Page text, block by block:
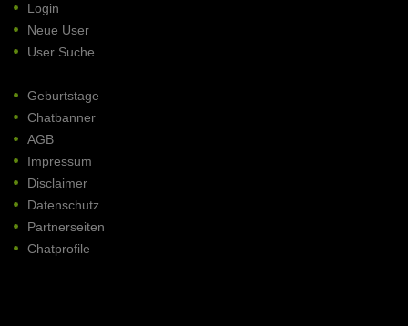
Login
Neue User
User Suche
Geburtstage
Chatbanner
AGB
Impressum
Disclaimer
Datenschutz
Partnerseiten
Chatprofile